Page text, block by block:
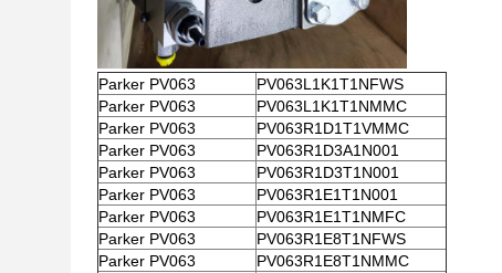
Parker PV063
PV063L1K1T1NFWS
Parker PV063
PV063L1K1T1NMMC
Parker PV063
PV063R1D1T1VMMC
Parker PV063
PV063R1D3A1N001
Parker PV063
PV063R1D3T1N001
Parker PV063
PV063R1E1T1N001
Parker PV063
PV063R1E1T1NMFC
Parker PV063
PV063R1E8T1NFWS
Parker PV063
PV063R1E8T1NMMC